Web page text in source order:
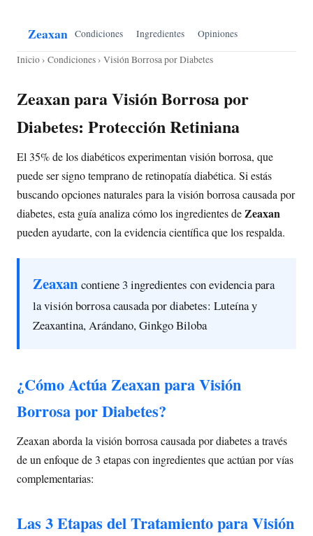
Zeaxan Condiciones Ingredientes Opiniones
Inicio› Condiciones› Visión Borrosa por Diabetes
Zeaxan para Visión Borrosa por
Diabetes: Protección Retiniana
El 35% de los diabéticos experimentan visión borrosa, que
puede ser signo temprano de retinopatía diabética. Si estás
buscando opciones naturales para la visión borrosa causada por
diabetes, esta guía analiza cómo los ingredientes deZeaxan
pueden ayudarte, con la evidencia científica que los respalda.
Zeaxancontiene 3 ingredientes con evidencia para
la visión borrosa causada por diabetes: Luteína y
Zeaxantina, Arándano, Ginkgo Biloba
¿Cómo Actúa Zeaxan para Visión
Borrosa por Diabetes?
Zeaxan aborda la visión borrosa causada por diabetes a través
de un enfoque de 3 etapas con ingredientes que actúan por vías
complementarias:
Las 3 Etapas del Tratamiento para Visión